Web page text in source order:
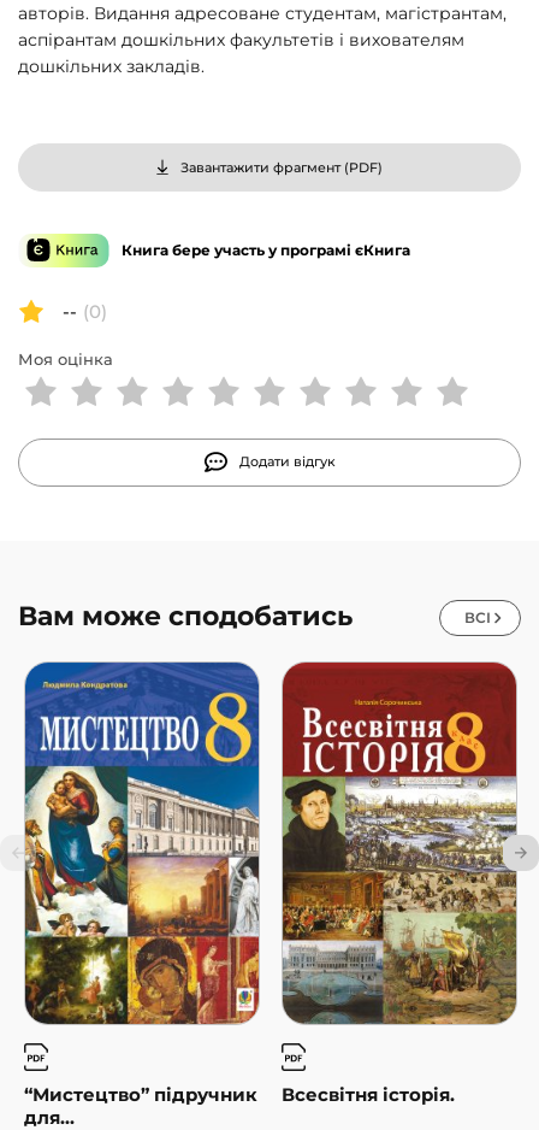
авторів. Видання адресоване студентам, магістрантам,
аспірантам дошкільних факультетів і вихователям
дошкільних закладів.
Завантажити фрагмент (PDF)
Книга бере участь у програмі єКнига
-- (0)
Моя оцінка
Додати відгук
Вам може сподобатись ВСІ
“Мистецтво” підручник
для...
Всесвітня історія.